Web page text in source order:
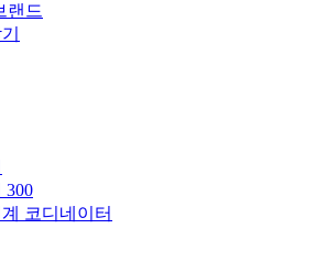
랜드
300
코디네이터